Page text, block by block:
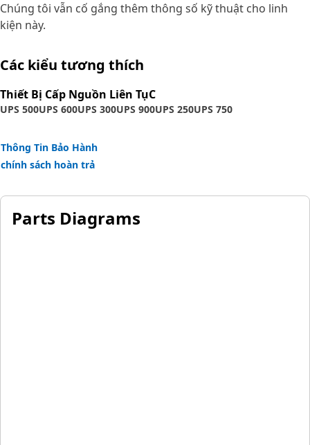
Chúng tôi vẫn cố gắng thêm thông số kỹ thuật cho linh
kiện này.
Các kiểu tương thích
Thiết Bị Cấp Nguồn Liên TụC
UPS 500UPS 600UPS 300UPS 900UPS 250UPS 750
Thông Tin Bảo Hành
chính sách hoàn trả
Parts Diagrams